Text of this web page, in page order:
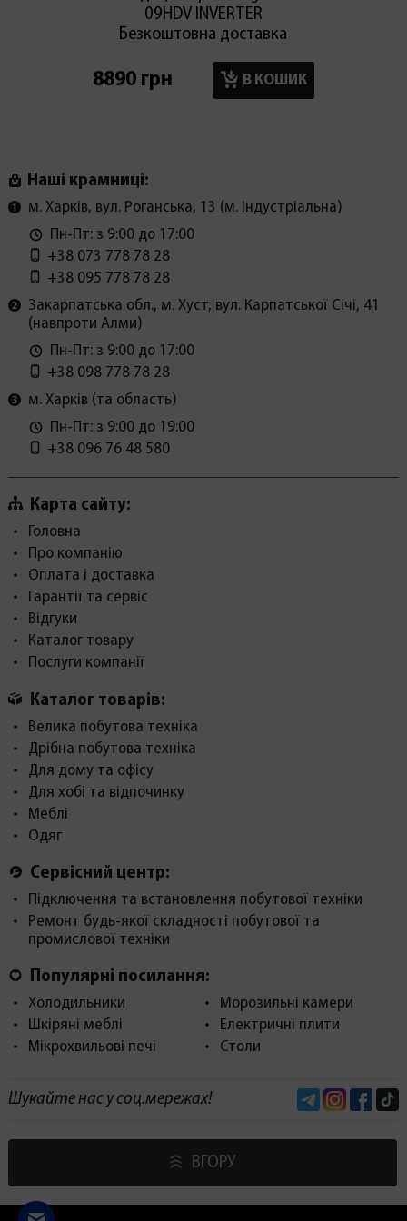
09HDV INVERTER
Безкоштовна доставка
8890 грн В КОШИК
Наші крамниці:
м. Харків, вул. Роганська, 13 (м. Індустріальна)
Пн-Пт: з 9:00 до 17:00
+38 073 778 78 28
+38 095 778 78 28
Закарпатська обл., м. Хуст, вул. Карпатської Січі, 41
(навпроти Алми)
Пн-Пт: з 9:00 до 17:00
+38 098 778 78 28
м. Харків (та область)
Пн-Пт: з 9:00 до 19:00
+38 096 76 48 580
Карта сайту:
Головна
Про компанію
Оплата і доставка
Гарантії та сервіс
Відгуки
Каталог товару
Послуги компанії
Каталог товарів:
Велика побутова техніка
Дрібна побутова техніка
Для дому та офісу
Для хобі та відпочинку
Меблі
Одяг
Сервісний центр:
Підключення та встановлення побутової техніки
Ремонт будь-якої складності побутової та
промислової техніки
Популярні посилання:
Холодильники
Шкіряні меблі
Мікрохвильові печі
Морозильні камери
Електричні плити
Столи
Шукайте нас у соц.мережах! TelegramInstagram
ВГОРУ